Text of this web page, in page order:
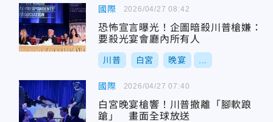
國際
恐怖宣言曝光！企圖暗殺川普槍嫌：
要殺光宴會廳內所有人
川普 白宮 晚宴
2026/04/27 08:42
國際
白宮晚宴槍響！川普撤離「腳軟踉
蹌」 畫面全球放送
2026/04/27 07:40